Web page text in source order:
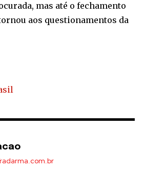
mas até o fechamento
aos questionamentos da